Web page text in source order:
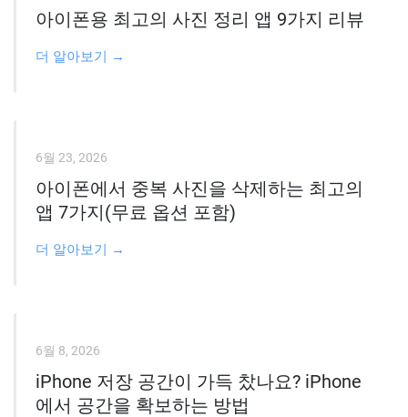
아이폰용 최고의 사진 정리 앱 9가지 리뷰
더 알아보기 →
6월 23, 2026
아이폰에서 중복 사진을 삭제하는 최고의
앱 7가지(무료 옵션 포함)
더 알아보기 →
6월 8, 2026
iPhone 저장 공간이 가득 찼나요? iPhone
에서 공간을 확보하는 방법